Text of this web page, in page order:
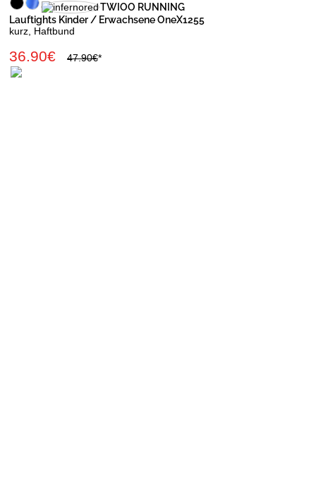
TWIOO RUNNING
Lauftights Kinder / Erwachsene OneX1255
kurz, Haftbund
36.90€ 47.90€*